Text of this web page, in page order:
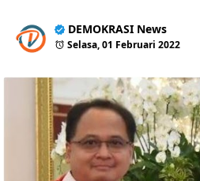
DEMOKRASI News
Selasa, 01 Februari 2022